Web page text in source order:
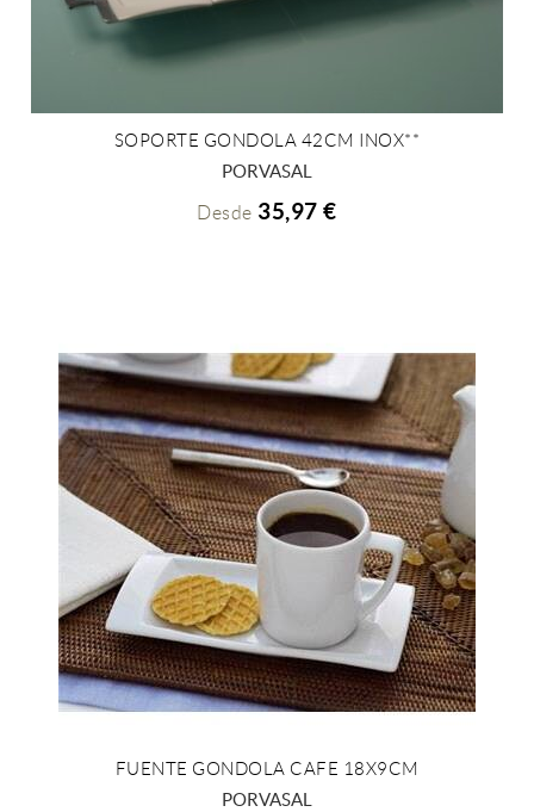
+ INFO
SOPORTE GONDOLA 42CM INOX**
PORVASAL
Desde 35,97 €
+ INFO
FUENTE GONDOLA CAFE 18X9CM
PORVASAL